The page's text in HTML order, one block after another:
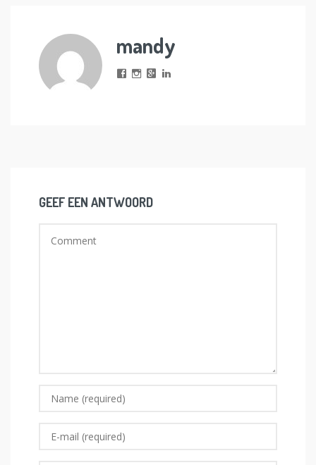
mandy
GEEF EEN ANTWOORD